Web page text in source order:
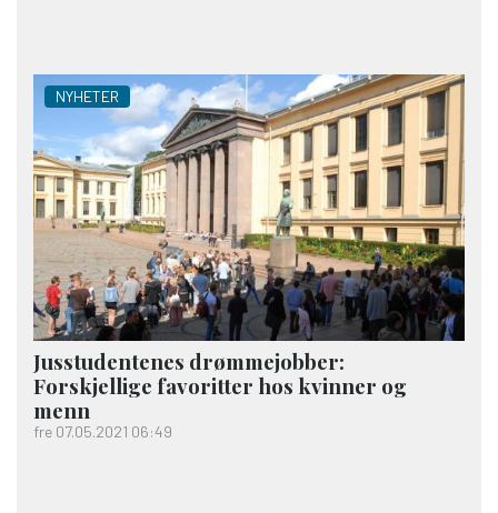
NYHETER
Jus­studentenes drømme­jobber:
Forskjellige favoritter hos kvinner og
menn
fre 07.05.2021 06:49